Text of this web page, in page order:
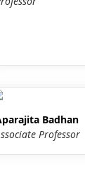
Badhan
Professor